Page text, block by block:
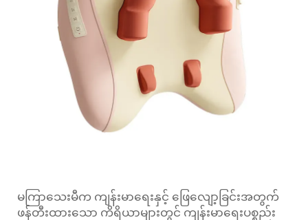
မကြာသေးမီက ကျန်းမာရေးနှင့် ဖြေလျော့ခြင်းအတွက်
ဖန်တီးထားသော ကိရိယာများတွင် ကျန်းမာရေးပစ္စည်း